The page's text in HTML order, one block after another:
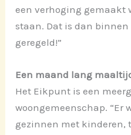
een verhoging gemaakt
staan. Dat is dan binnen
geregeld!”
Een maand lang
Het Eikpunt is een
woongemeenschap. “Er
gezinnen met kinderen,